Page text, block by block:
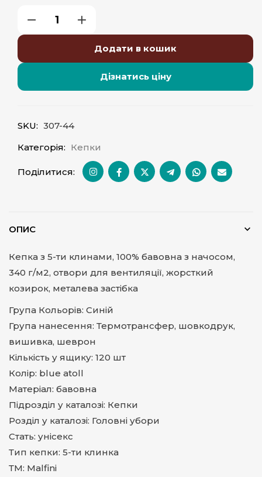
Додати в кошик
Дізнатись ціну
SKU: 307-44
Категорія: Кепки
Поділитися:
ОПИС
Кепка з 5-ти клинами, 100% бавовна з начосом,
340 г/м2, отвори для вентиляції, жорсткий
козирок, металева застібка
Група Кольорів: Синій
Група нанесення: Термотрансфер, шовкодрук,
вишивка, шеврон
Кількість у ящику: 120 шт
Колір: blue atoll
Матеріал: бавовна
Підрозділ у каталозі: Кепки
Розділ у каталозі: Головні убори
Стать: унісекс
Тип кепки: 5-ти клинка
ТМ: Malfini